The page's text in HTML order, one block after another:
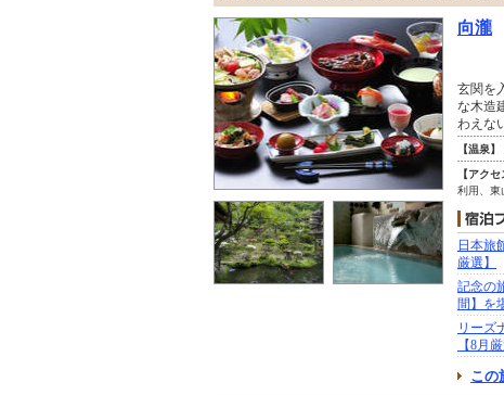
向瀧
玄関を
な木造
わえな
【温泉】
【アクセ
利用、東
日本旅
厳選】
記念の
間】を
リーズ
【8月厳
この